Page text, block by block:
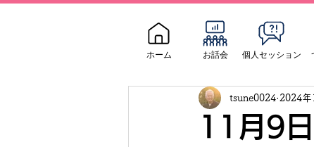
ホーム お話会 個人セッション
11月9日
tsune0024 2024年